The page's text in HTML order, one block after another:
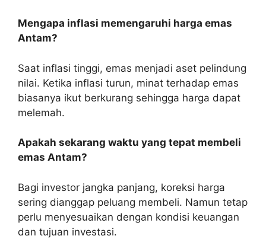
Mengapa inflasi memengaruhi harga emas
Antam?
Saat inflasi tinggi, emas menjadi aset pelindung
nilai. Ketika inflasi turun, minat terhadap emas
biasanya ikut berkurang sehingga harga dapat
melemah.
Apakah sekarang waktu yang tepat membeli
emas Antam?
Bagi investor jangka panjang, koreksi harga
sering dianggap peluang membeli. Namun tetap
perlu menyesuaikan dengan kondisi keuangan
dan tujuan investasi.